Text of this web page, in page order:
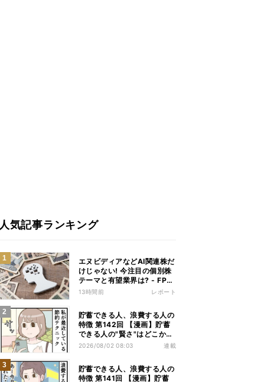
人気記事ランキング
エヌビディアなどAI関連株だ
けじゃない! 今注目の個別株
テーマと有望業界は? - FP解
説
13時間前 レポート
貯蓄できる人、浪費する人の
特徴 第142回 【漫画】貯蓄
できる人の"賢さ"はどこか
ら? スーパーでの意外な習慣
2026/08/02 08:03 連載
貯蓄できる人、浪費する人の
特徴 第141回 【漫画】貯蓄